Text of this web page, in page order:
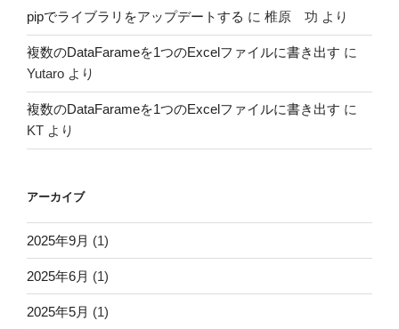
pipでライブラリをアップデートする に 椎原 功 より
複数のDataFarameを1つのExcelファイルに書き出す に
Yutaro より
複数のDataFarameを1つのExcelファイルに書き出す に
KT より
アーカイブ
2025年9月 (1)
2025年6月 (1)
2025年5月 (1)